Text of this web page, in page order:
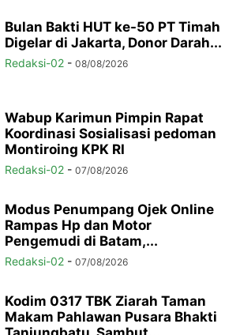
Bulan Bakti HUT ke-50 PT Timah
Digelar di Jakarta, Donor Darah...
Redaksi-02 - 08/08/2026
Wabup Karimun Pimpin Rapat
Koordinasi Sosialisasi pedoman
Montiroing KPK RI
Redaksi-02 - 07/08/2026
Modus Penumpang Ojek Online
Rampas Hp dan Motor
Pengemudi di Batam,...
Redaksi-02 - 07/08/2026
Kodim 0317 TBK Ziarah Taman
Makam Pahlawan Pusara Bhakti